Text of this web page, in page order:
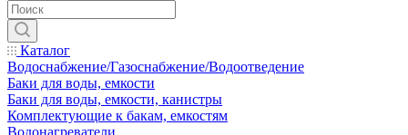
Каталог
Водоснабжение/Газоснабжение/Водоотведение
Баки для воды, емкости
Баки для воды, емкости, канистры
Комплектующие к бакам, емкостям
Водонагреватели